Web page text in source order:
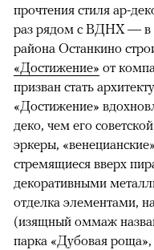
прочтения стиля ар-
раз рядом с ВДНХ — в
района Останкино
«Достижение» от
призван стать
«Достижение»
деко, чем его
эркеры,
стремящиеся вверх
декоративными
отделка элементами,
(изящный оммаж
парка «Дубовая